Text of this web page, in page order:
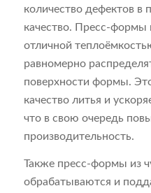
количество дефектов в
качество. Пресс-формы
отличной
равномерно
поверхности формы.
качество литья и
что в свою очередь
производительность.
Также пресс-формы из
обрабатываются и